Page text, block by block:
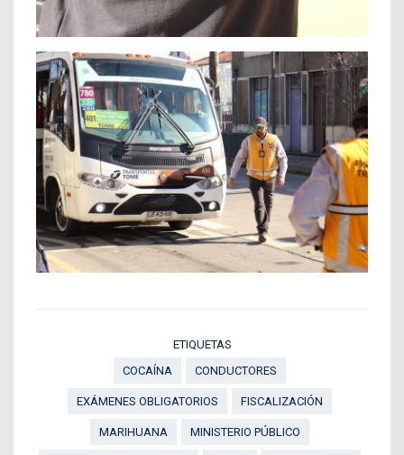
ETIQUETAS
COCAÍNA
CONDUCTORES
EXÁMENES OBLIGATORIOS FISCALIZACIÓN
MARIHUANA MINISTERIO PÚBLICO